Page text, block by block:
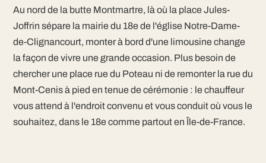
Au nord de la butte Montmartre, là où la place Jules-
Joffrin sépare la mairie du 18e de l'église Notre-Dame-
de-Clignancourt, monter à bord d'une limousine change
la façon de vivre une grande occasion. Plus besoin de
chercher une place rue du Poteau ni de remonter la rue du
Mont-Cenis à pied en tenue de cérémonie : le chauffeur
vous attend à l'endroit convenu et vous conduit où vous le
souhaitez, dans le 18e comme partout en Île-de-France.